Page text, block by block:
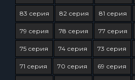
83 серия 82 серия 81 серия
79 серия 78 серия 77 серия
75 серия 74 серия 73 серия
71 серия 70 серия 69 серия